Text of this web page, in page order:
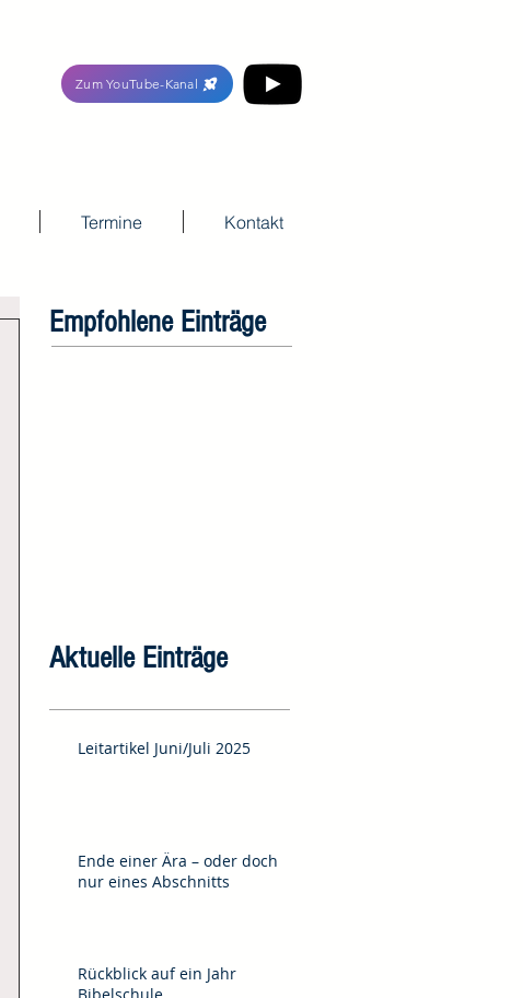
Zum YouTube-Kanal
Termine Kontakt
Empfohlene Einträge
Aktuelle Einträge
Leitartikel Juni/Juli 2025
Ende einer Ära – oder doch
nur eines Abschnitts
Rückblick auf ein Jahr